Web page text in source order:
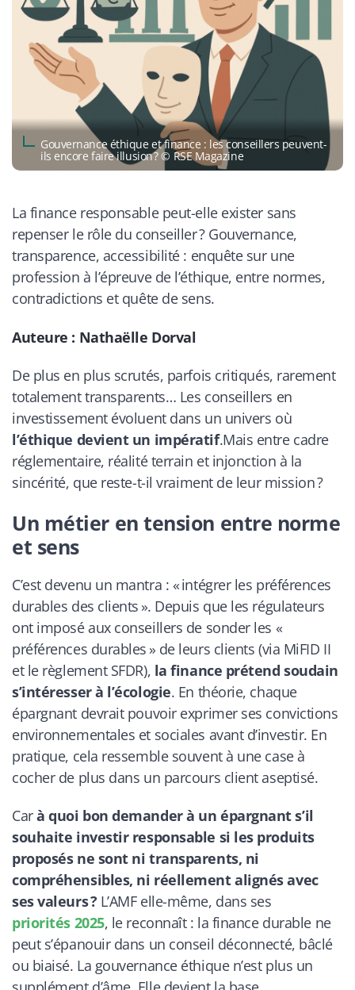
Gouvernance éthique et finance : les conseillers peuvent-
ils encore faire illusion ? © RSE Magazine
La finance responsable peut-elle exister sans
repenser le rôle du conseiller ? Gouvernance,
transparence, accessibilité : enquête sur une
profession à l’épreuve de l’éthique, entre normes,
contradictions et quête de sens.
Auteure : Nathaëlle Dorval
De plus en plus scrutés, parfois critiqués, rarement
totalement transparents… Les conseillers en
investissement évoluent dans un univers où
l’éthique devient un impératif.Mais entre cadre
réglementaire, réalité terrain et injonction à la
sincérité, que reste-t-il vraiment de leur mission ?
Un métier en tension entre norme
et sens
C’est devenu un mantra : « intégrer les préférences
durables des clients ». Depuis que les régulateurs
ont imposé aux conseillers de sonder les «
préférences durables » de leurs clients (via MiFID II
et le règlement SFDR), la finance prétend soudain
s’intéresser à l’écologie. En théorie, chaque
épargnant devrait pouvoir exprimer ses convictions
environnementales et sociales avant d’investir. En
pratique, cela ressemble souvent à une case à
cocher de plus dans un parcours client aseptisé.
Carà quoi bon demander à un épargnant s’il
souhaite investir responsable si les produits
proposés ne sont ni transparents, ni
compréhensibles, ni réellement alignés avec
ses valeurs ? L’AMF elle-même, dans ses
priorités 2025, le reconnaît : la finance durable ne
peut s’épanouir dans un conseil déconnecté, bâclé
ou biaisé. La gouvernance éthique n’est plus un